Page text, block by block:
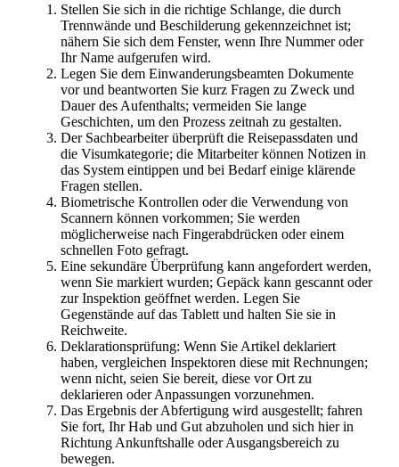
Stellen Sie sich in die richtige Schlange, die durch
Trennwände und Beschilderung gekennzeichnet ist;
nähern Sie sich dem Fenster, wenn Ihre Nummer oder
Ihr Name aufgerufen wird.
Legen Sie dem Einwanderungsbeamten Dokumente
vor und beantworten Sie kurz Fragen zu Zweck und
Dauer des Aufenthalts; vermeiden Sie lange
Geschichten, um den Prozess zeitnah zu gestalten.
Der Sachbearbeiter überprüft die Reisepassdaten und
die Visumkategorie; die Mitarbeiter können Notizen in
das System eintippen und bei Bedarf einige klärende
Fragen stellen.
Biometrische Kontrollen oder die Verwendung von
Scannern können vorkommen; Sie werden
möglicherweise nach Fingerabdrücken oder einem
schnellen Foto gefragt.
Eine sekundäre Überprüfung kann angefordert werden,
wenn Sie markiert wurden; Gepäck kann gescannt oder
zur Inspektion geöffnet werden. Legen Sie
Gegenstände auf das Tablett und halten Sie sie in
Reichweite.
Deklarationsprüfung: Wenn Sie Artikel deklariert
haben, vergleichen Inspektoren diese mit Rechnungen;
wenn nicht, seien Sie bereit, diese vor Ort zu
deklarieren oder Anpassungen vorzunehmen.
Das Ergebnis der Abfertigung wird ausgestellt; fahren
Sie fort, Ihr Hab und Gut abzuholen und sich hier in
Richtung Ankunftshalle oder Ausgangsbereich zu
bewegen.